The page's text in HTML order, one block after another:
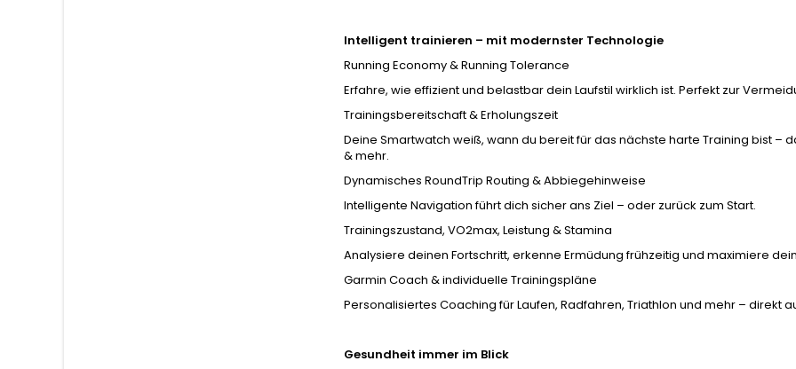
Intelligent trainieren – mit modernster Technologie
Running Economy & Running Tolerance
Erfahre, wie effizient und belastbar dein Laufstil wirklich ist. Perfekt zur
Trainingsbereitschaft & Erholungszeit
Deine Smartwatch weiß, wann du bereit für das nächste harte Training bist –
& mehr.
Dynamisches RoundTrip Routing & Abbiegehinweise
Intelligente Navigation führt dich sicher ans Ziel – oder zurück zum Start.
Trainingszustand, VO2max, Leistung & Stamina
Analysiere deinen Fortschritt, erkenne Ermüdung frühzeitig und maximiere
Garmin Coach & individuelle Trainingspläne
Personalisiertes Coaching für Laufen, Radfahren, Triathlon und mehr – direkt
Gesundheit immer im Blick